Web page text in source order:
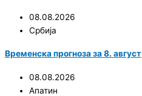
08.08.2026
Србија
Временска прогноза за 8. август
08.08.2026
Апатин